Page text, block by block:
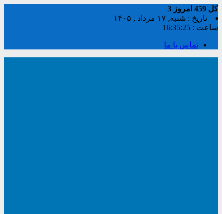
کل امروز 3
تاریخ : شنبه, ۱۷ مرداد , ۱۴۰۵
ساعت : 16:35:25
تماس با ما